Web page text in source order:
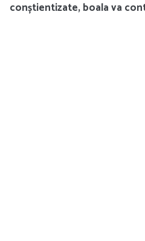
conștientizate, boala va